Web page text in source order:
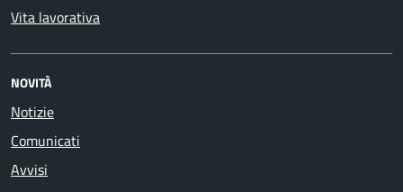
Vita lavorativa
NOVITÀ
Notizie
Comunicati
Avvisi